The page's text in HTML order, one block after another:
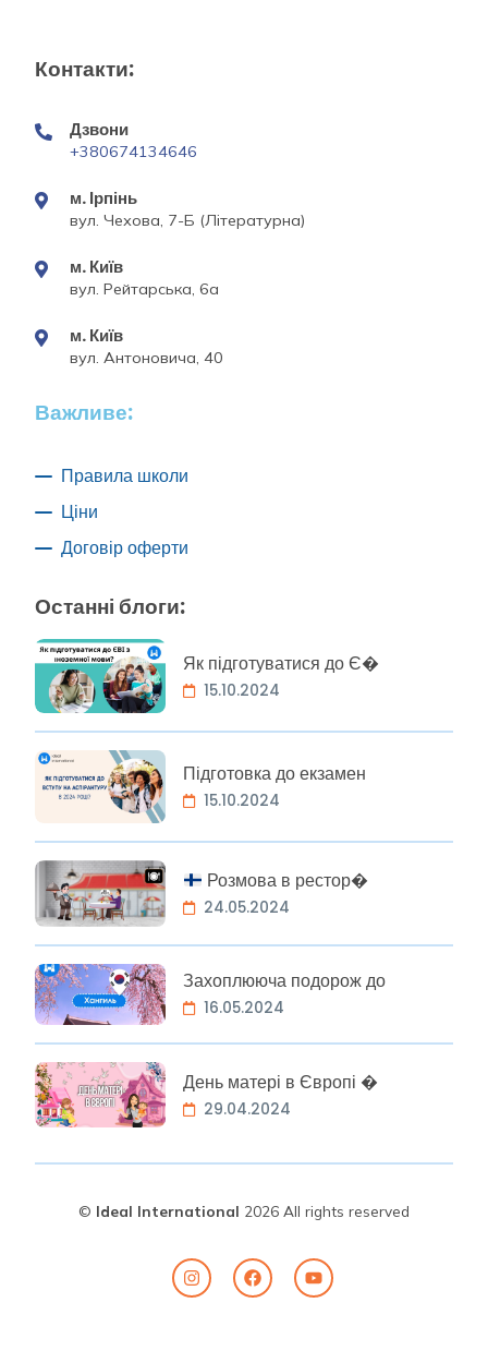
Контакти:
Дзвони
+380674134646
м. Ірпінь
вул. Чехова, 7-Б (Літературна)
м. Київ
вул. Рейтарська, 6а
м. Київ
вул. Антоновича, 40
Важливе:
Правила школи
Ціни
Договір оферти
Останні блоги:
Як підготуватися до Є�
15.10.2024
Підготовка до екзамен
15.10.2024
Розмова в рестор�
24.05.2024
Захоплююча подорож до
16.05.2024
День матері в Європі �
29.04.2024
© Ideal International 2026 All rights reserved